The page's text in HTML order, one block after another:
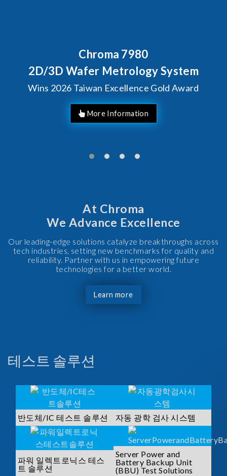
Behind Every Optics Breakthrough
Chroma's Reliability Test
Solutions for SiPh/PIC
Manufacturing
At Chroma
We Advance Excellence
Our leading-edge solutions catalyze breakthroughs across
tech industries, setting new benchmarks for quality and
reliability. Partner with us in empowering future
technologies for a better world.
Learn more
테스트 솔루션
반도체/IC 테스트 솔루션 자동 광학 검사 시스템
파워 일렉트로닉스 테스
트 솔루션
Server Power and
Battery Backup Unit
(BBU) Test Solutions